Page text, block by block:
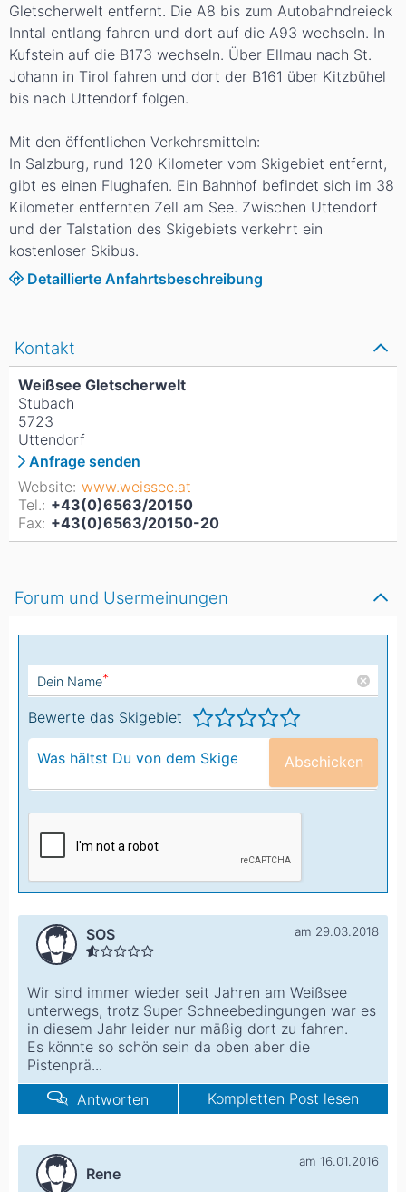
Gletscherwelt entfernt. Die A8 bis zum Autobahndreieck
Inntal entlang fahren und dort auf die A93 wechseln. In
Kufstein auf die B173 wechseln. Über Ellmau nach St.
Johann in Tirol fahren und dort der B161 über Kitzbühel
bis nach Uttendorf folgen.
Mit den öffentlichen Verkehrsmitteln:
In Salzburg, rund 120 Kilometer vom Skigebiet entfernt,
gibt es einen Flughafen. Ein Bahnhof befindet sich im 38
Kilometer entfernten Zell am See. Zwischen Uttendorf
und der Talstation des Skigebiets verkehrt ein
kostenloser Skibus.
Detaillierte Anfahrtsbeschreibung
Kontakt
Weißsee Gletscherwelt
Stubach
5723
Uttendorf
Anfrage senden
Website: www.weissee.at
Tel.: +43(0)6563/20150
Fax: +43(0)6563/20150-20
Forum und Usermeinungen
Dein Name*
Bewerte das Skigebiet
Abschicken
SOS am 29.03.2018
Wir sind immer wieder seit Jahren am Weißsee
unterwegs, trotz Super Schneebedingungen war es
in diesem Jahr leider nur mäßig dort zu fahren.
Es könnte so schön sein da oben aber die
Pistenprä...
Antworten
Kompletten Post lesen
Rene
am 16.01.2016